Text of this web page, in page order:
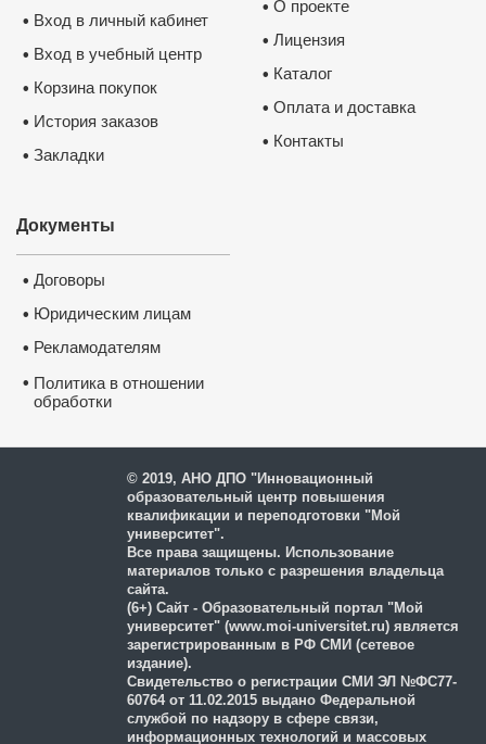
• О проекте
• Лицензия
• Каталог
• Оплата и доставка
• Контакты
• Вход в личный кабинет
• Вход в учебный центр
• Корзина покупок
• История заказов
• Закладки
Документы
• Договоры
• Юридическим лицам
• Рекламодателям
• Политика в отношении
обработки
© 2019, АНО ДПО "Инновационный
образовательный центр повышения
квалификации и переподготовки "Мой
университет".
Все права защищены. Использование
материалов только с разрешения владельца
сайта.
(6+) Сайт - Образовательный портал "Мой
университет" (www.moi-universitet.ru) является
зарегистрированным в РФ СМИ (сетевое
издание).
Свидетельство о регистрации СМИ ЭЛ №ФС77-
60764 от 11.02.2015 выдано Федеральной
службой по надзору в сфере связи,
информационных технологий и массовых